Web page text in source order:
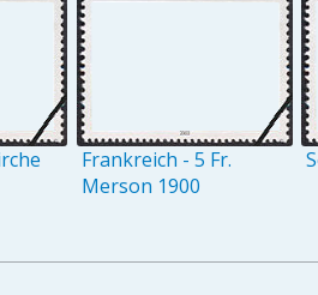
Frankreich - 5 Fr.
Merson 1900